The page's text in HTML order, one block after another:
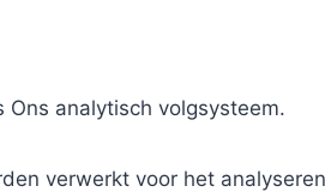
analytisch volgsysteem.
verwerkt voor het